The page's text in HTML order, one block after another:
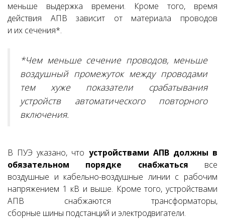
меньше выдержка времени. Кроме того, время
действия АПВ зависит от материала проводов
и их сечения*.
*Чем меньше сечение проводов, меньше
воздушный промежуток между проводами
тем хуже показатели срабатывания
устройств автоматического повторного
включения.
В ПУЭ указано, что устройствами АПВ должны в
обязательном порядке снабжаться все
воздушные и кабельно-воздушные линии с рабочим
напряжением 1 кВ и выше. Кроме того, устройствами
АПВ снабжаются трансформаторы,
сборные шины подстанций и электродвигатели.